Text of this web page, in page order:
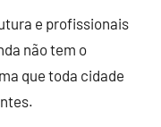
e profissionais
não tem o
que toda cidade